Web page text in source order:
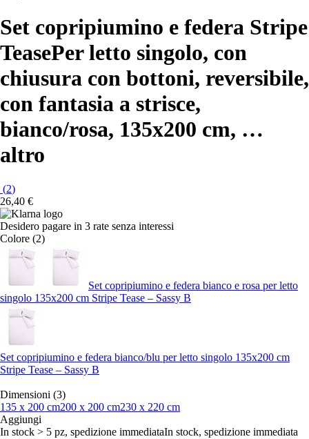
Set copripiumino e federa Stripe
TeasePer letto singolo, con
chiusura con bottoni, reversibile,
con fantasia a strisce,
bianco/rosa, 135x200 cm, …
altro
(2)
26,40 €
Desidero pagare in 3 rate senza interessi
Colore (2)
Set copripiumino e federa bianco e rosa per letto
singolo 135x200 cm Stripe Tease – Sassy B
Set copripiumino e federa bianco/blu per letto singolo 135x200 cm
Stripe Tease – Sassy B
Dimensioni (3)
135 x 200 cm200 x 200 cm230 x 220 cm
Aggiungi
In stock > 5 pz, spedizione immediataIn stock, spedizione immediata